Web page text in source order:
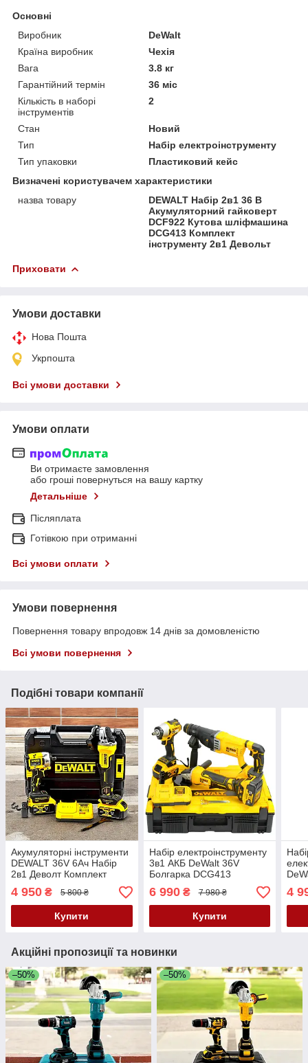
Основні
Виробник
DeWalt
Країна виробник
Чехія
Вага
3.8 кг
Гарантійний термін
36 міс
Кількість в наборі
інструментів
2
Стан
Новий
Тип
Набір електроінструменту
Тип упаковки
Пластиковий кейс
Визначені користувачем характеристики
назва товару
DEWALT Набір 2в1 36 В
Акумуляторний гайковерт
DCF922 Кутова шліфмашина
DCG413 Комплект
інструменту 2в1 Девольт
Приховати
Умови доставки
Нова Пошта
Укрпошта
Всі умови доставки
Умови оплати
Ви отримаєте замовлення
або гроші повернуться на вашу картку
Детальніше
Післяплата
Готівкою при отриманні
Всі умови оплати
Умови повернення
Повернення товару впродовж 14 днів за домовленістю
Всі умови повернення
Подібні товари компанії
Акумуляторні інструменти
DEWALT 36V 6Ач Набір
2в1 Деволт Комплект
Гайковерт DCF922
4 950 ₴ 5 800 ₴
Купити
Набір електроінструменту
3в1 АКБ DeWalt 36V
Болгарка DCG413
Перфоратор DCH26
Набор DeWalt
6 990₴ 7 980 ₴
Купити
4
Акційні пропозиції та новинки
–50% –50%